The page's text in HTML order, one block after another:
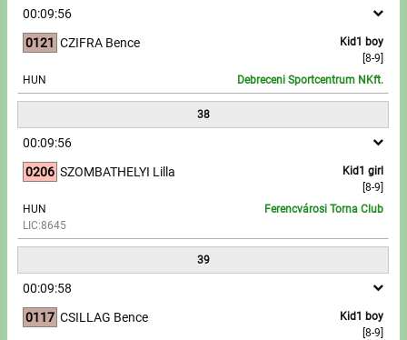
00:09:56
0121
Kid1 boy
[8-9]
CZIFRA Bence
HUN Debreceni Sportcentrum NKft.
38
00:09:56
0206
Kid1 girl
[8-9]
SZOMBATHELYI Lilla
HUN
LIC:8645
Ferencvárosi Torna Club
39
00:09:58
0117
Kid1 boy
[8-9]
CSILLAG Bence